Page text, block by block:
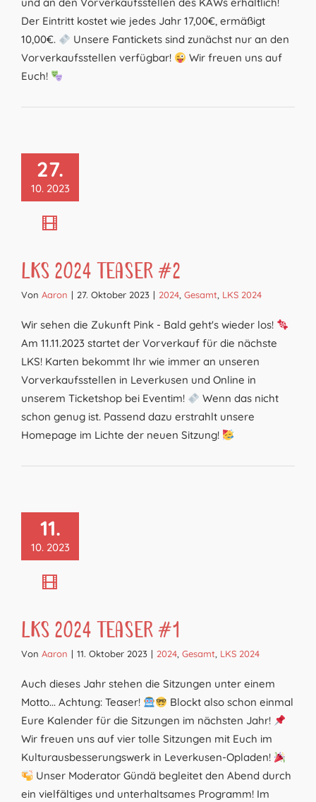
Der Eintritt kostet wie jedes Jahr 17,00€, ermäßigt
10,00€.
Unsere Fantickets sind zunächst nur an den
Vorverkaufsstellen verfügbar!
Wir freuen uns auf
Euch!
27.
10. 2023
LKS 2024 Teaser #2
Von Aaron | 27. Oktober 2023 | 2024 Gesamt LKS 2024
Wir sehen die Zukunft Pink - Bald geht's wieder los!
Am 11.11.2023 startet der Vorverkauf für die nächste
LKS! Karten bekommt Ihr wie immer an unseren
Vorverkaufsstellen in Leverkusen und Online in
unserem Ticketshop bei Eventim!
Wenn das nicht
schon genug ist. Passend dazu erstrahlt unsere
Homepage im Lichte der neuen Sitzung!
11.
10. 2023
LKS 2024 Teaser #1
Von Aaron | 11. Oktober 2023 | 2024 Gesamt LKS 2024
Auch dieses Jahr stehen die Sitzungen unter einem
Motto... Achtung: Teaser!
Blockt also schon einmal
Eure Kalender für die Sitzungen im nächsten Jahr!
Wir freuen uns auf vier tolle Sitzungen mit Euch im
Kulturausbesserungswerk in Leverkusen-Opladen!
Unser Moderator Gündä begleitet den Abend durch
ein vielfältiges und unterhaltsames Programm! Im